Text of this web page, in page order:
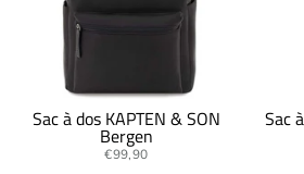
Sac à dos KAPTEN & SON
Bergen
€99,90
Sac